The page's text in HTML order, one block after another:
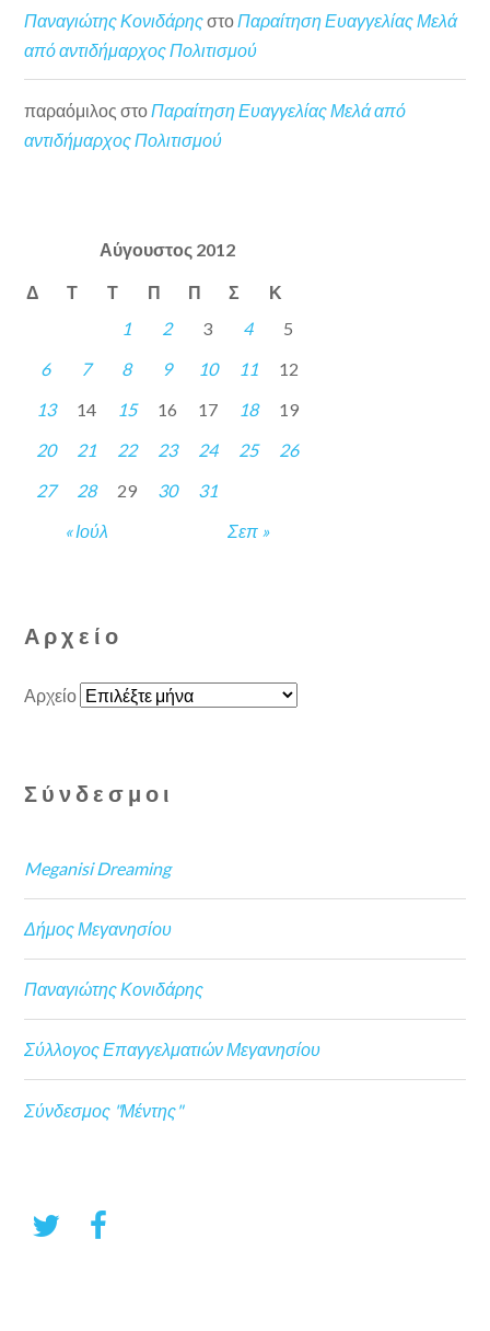
Παναγιώτης Κονιδάρηςστο Παραίτηση Ευαγγελίας Μελά
από αντιδήμαρχος Πολιτισμού
παραόμιλος στο Παραίτηση Ευαγγελίας Μελά από
αντιδήμαρχος Πολιτισμού
Αύγουστος 2012
Δ Τ Τ Π Π Σ Κ
« Ιούλ Σεπ »
1 2 3 4
5
6
7 8 9 10 11
12
13
14 15 16 17 18
19
20
21 22 23 24 25
26
27
28 29 30 31
Αρχείο
Αρχείο
Σύνδεσμοι
Meganisi Dreaming
Δήμος Μεγανησίου
Παναγιώτης Κονιδάρης
Σύλλογος Επαγγελματιών Μεγανησίου
Σύνδεσμος "Μέντης"